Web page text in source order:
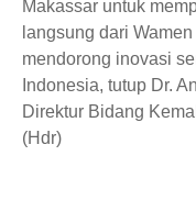
Makassar untuk
langsung dari
mendorong inovasi
Indonesia, tutup Dr.
Direktur Bidang
(Hdr)